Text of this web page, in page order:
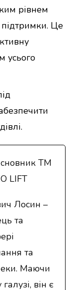
рівнем
підтримки. Це
усього
ТМ
LIFT
Лосин –
та
та
Маючи
він є